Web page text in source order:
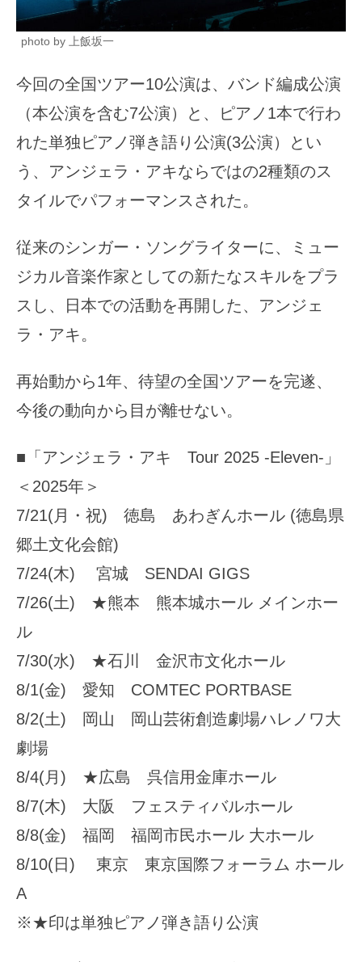
photo by 上飯坂一
今回の全国ツアー10公演は、バンド編成公演
（本公演を含む7公演）と、ピアノ1本で行わ
れた単独ピアノ弾き語り公演(3公演）とい
う、アンジェラ・アキならではの2種類のス
タイルでパフォーマンスされた。
従来のシンガー・ソングライターに、ミュー
ジカル音楽作家としての新たなスキルをプラ
スし、日本での活動を再開した、アンジェ
ラ・アキ。
再始動から1年、待望の全国ツアーを完遂、
今後の動向から目が離せない。
■「アンジェラ・アキ Tour 2025 -Eleven-」
＜2025年＞
7/21(月・祝) 徳島 あわぎんホール (徳島県
郷土文化会館)
7/24(木) 宮城 SENDAI GIGS
7/26(土) ★熊本 熊本城ホール メインホー
ル
7/30(水) ★石川 金沢市文化ホール
8/1(金) 愛知 COMTEC PORTBASE
8/2(土) 岡山 岡山芸術創造劇場ハレノワ大
劇場
8/4(月) ★広島 呉信用金庫ホール
8/7(木) 大阪 フェスティバルホール
8/8(金) 福岡 福岡市民ホール 大ホール
8/10(日) 東京 東京国際フォーラム ホール
A
※★印は単独ピアノ弾き語り公演